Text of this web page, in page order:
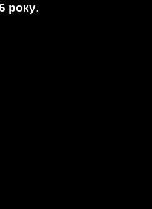
року.